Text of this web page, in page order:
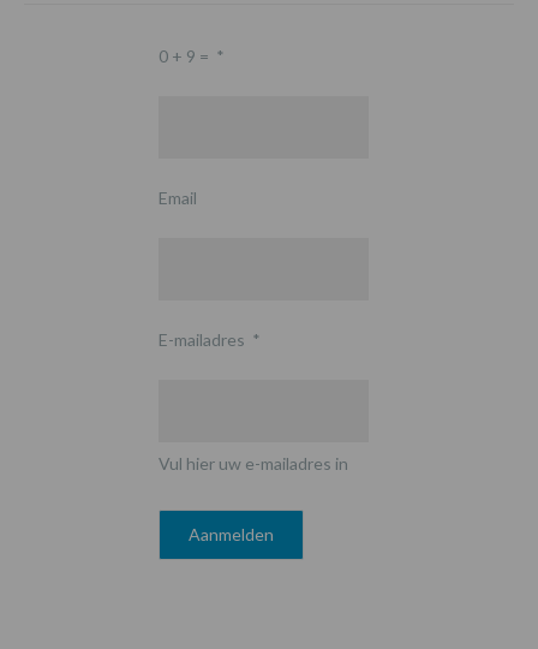
0 + 9 = *
Email
E-mailadres *
Vul hier uw e-mailadres in